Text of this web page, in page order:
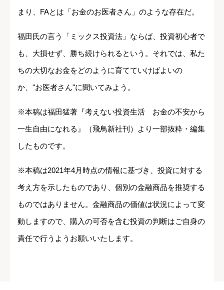
まり、FAとは「お金のお医者さん」のような存在だ。
福田氏の言う「ミックス投資法」ならば、投資初心者で
も、大損せず、勝ち続けられるという。それでは、私た
ちの大切なお金をどのように育てていけばよいの
か、"お医者さん"に聞いてみよう。
※本稿は福田猛著『考えない投資生活 お金の不安から
一生自由になれる』（飛鳥新社刊）より一部抜粋・編集
したものです。
※本稿は2021年4月時点の情報に基づき、投資に対する
考え方を示したものであり、個別の金融商品を推奨する
ものではありません。金融商品の価値は状況によって変
動しますので、購入の可否を含む投資の判断はご自身の
責任で行うようお願いいたします。